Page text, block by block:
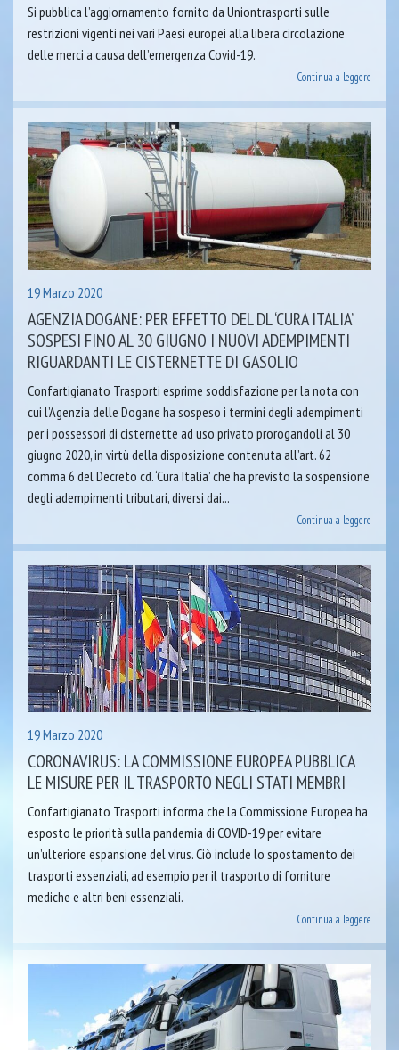
Si pubblica l’aggiornamento fornito da Uniontrasporti sulle
restrizioni vigenti nei vari Paesi europei alla libera circolazione
delle merci a causa dell’emergenza Covid-19.
Continua a leggere
19 Marzo 2020
AGENZIA DOGANE: PER EFFETTO DEL DL ‘CURA ITALIA’
SOSPESI FINO AL 30 GIUGNO I NUOVI ADEMPIMENTI
RIGUARDANTI LE CISTERNETTE DI GASOLIO
Confartigianato Trasporti esprime soddisfazione per la nota con
cui l’Agenzia delle Dogane ha sospeso i termini degli adempimenti
per i possessori di cisternette ad uso privato prorogandoli al 30
giugno 2020, in virtù della disposizione contenuta all’art. 62
comma 6 del Decreto cd. ‘Cura Italia’ che ha previsto la sospensione
degli adempimenti tributari, diversi dai...
Continua a leggere
19 Marzo 2020
CORONAVIRUS: LA COMMISSIONE EUROPEA PUBBLICA
LE MISURE PER IL TRASPORTO NEGLI STATI MEMBRI
Confartigianato Trasporti informa che la Commissione Europea ha
esposto le priorità sulla pandemia di COVID-19 per evitare
un’ulteriore espansione del virus. Ciò include lo spostamento dei
trasporti essenziali, ad esempio per il trasporto di forniture
mediche e altri beni essenziali.
Continua a leggere